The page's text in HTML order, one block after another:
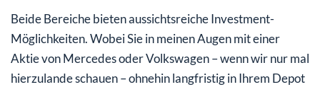
Beide Bereiche bieten aussichtsreiche Investment-
Möglichkeiten. Wobei Sie in meinen Augen mit einer
Aktie von Mercedes oder Volkswagen – wenn wir nur mal
hierzulande schauen – ohnehin langfristig in Ihrem Depot